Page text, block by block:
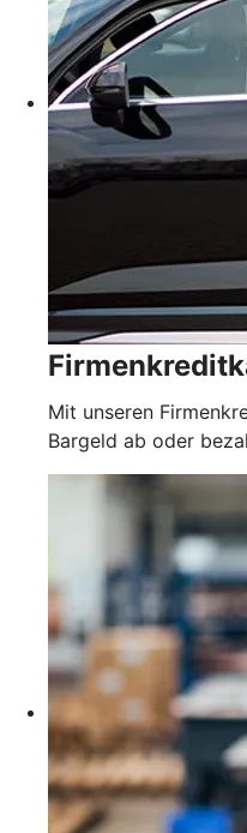
Mit unseren
Bargeld ab oder